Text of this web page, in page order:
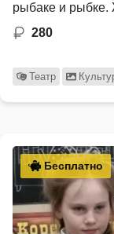
рыбаке и
280
Театр
Бесплатно